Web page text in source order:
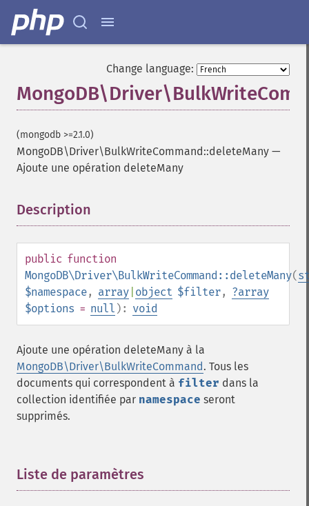
Change language:
(mongodb >=2.1.0)
MongoDB\Driver\BulkWriteCommand::deleteMany —
Ajoute une opération deleteMany
Description
public function
MongoDB\Driver\BulkWriteCommand::deleteMany(
$namespace, array object $filter, ?array
$options = null ): void
Ajoute une opération deleteMany à la
MongoDB\Driver\BulkWriteCommand. Tous les
documents qui correspondent à filter dans la
collection identifiée par namespace seront
supprimés.
Liste de paramètres